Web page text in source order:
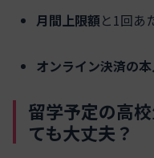
月間上限額と1回あ
オンライン決済の
留学予定の高
ても大丈夫？